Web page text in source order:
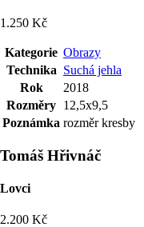
1.250 Kč
Kategorie Obrazy
Technika Suchá jehla
Rok
2018
Rozměry 12,5x9,5
Poznámka rozměr kresby
Tomáš Hřivnáč
Lovci
2.200 Kč